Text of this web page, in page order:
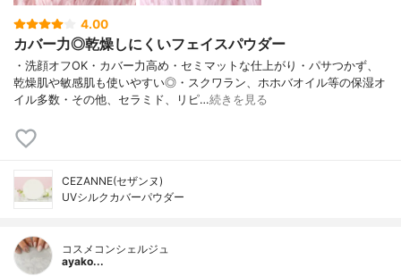
4.00
カバー力◎乾燥しにくいフェイスパウダー
・洗顔オフOK・カバー力高め・セミマットな仕上がり・パサつかず、
乾燥肌や敏感肌も使いやすい◎・スクワラン、ホホバオイル等の保湿オ
イル多数・その他、セラミド、リピ…続きを見る
CEZANNE(セザンヌ)
UVシルクカバーパウダー
コスメコンシェルジュ
ayako...